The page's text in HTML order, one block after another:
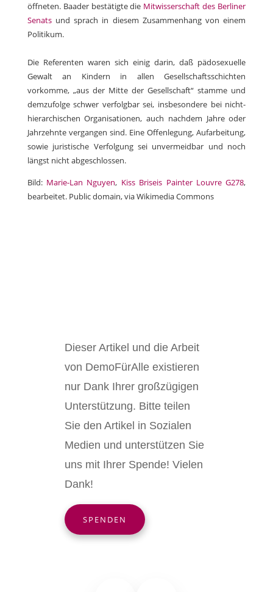
öffneten. Baader bestätigte die Mitwisserschaft des Berliner
Senatsund sprach in diesem Zusammenhang von einem
Politikum.
Die Referenten waren sich einig darin, daß pädosexuelle
Gewalt an Kindern in allen Gesellschaftsschichten
vorkomme, „aus der Mitte der Gesellschaft“ stamme und
demzufolge schwer verfolgbar sei, insbesondere bei nicht-
hierarchischen Organisationen, auch nachdem Jahre oder
Jahrzehnte vergangen sind. Eine Offenlegung, Aufarbeitung,
sowie juristische Verfolgung sei unvermeidbar und noch
längst nicht abgeschlossen.
Bild: Marie-Lan Nguyen, Kiss Briseis Painter Louvre G278,
bearbeitet. Public domain, via Wikimedia Commons
Dieser Artikel und die Arbeit
von DemoFürAlle existieren
nur Dank Ihrer großzügigen
Unterstützung. Bitte teilen
Sie den Artikel in Sozialen
Medien und unterstützen Sie
uns mit Ihrer Spende! Vielen
Dank!
SPENDEN